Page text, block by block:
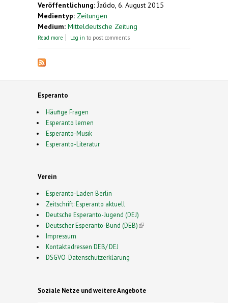
Veröffentlichung:Ĵaŭdo, 6. August 2015
Medientyp: Zeitungen
Medium: Mitteldeutsche Zeitung
Read more about Eine Sprache für alle
Log in to post comments
Esperanto
Häufige Fragen
Esperanto lernen
Esperanto-Musik
Esperanto-Literatur
Verein
Esperanto-Laden Berlin
Zeitschrift: Esperanto aktuell
Deutsche Esperanto-Jugend (DEJ)
Deutscher Esperanto-Bund (DEB)(link is external)
Impressum
Kontaktadressen DEB/ DEJ
DSGVO-Datenschutzerklärung
Soziale Netze und weitere Angebote